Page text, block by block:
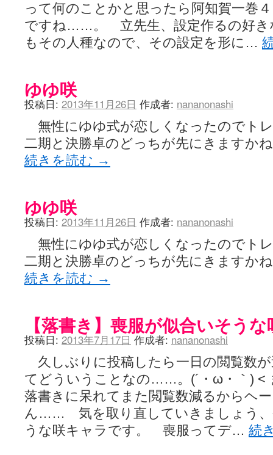
って何のことかと思ったら阿知賀一巻
ですね……。 立先生、設定作るの好き
もその人種なので、その設定を形に…
ゆゆ咲
投稿日: 2013年11月26日 作成者: nananonashi
無性にゆゆ式が恋しくなったのでト
二期と決勝卓のどっちが先にきますか
続きを読む →
ゆゆ咲
投稿日: 2013年11月26日 作成者: nananonashi
無性にゆゆ式が恋しくなったのでト
二期と決勝卓のどっちが先にきますか
続きを読む →
【落書き】喪服が似合いそう
投稿日: 2013年7月17日 作成者: nananonashi
久しぶりに投稿したら一日の閲覧数
てどういうことなの……。(´・ω・｀) <
落書きに呆れてまた閲覧数減るからヘ
ん…… 気を取り直していきましょう、
うな咲キャラです。 喪服ってデ… 続